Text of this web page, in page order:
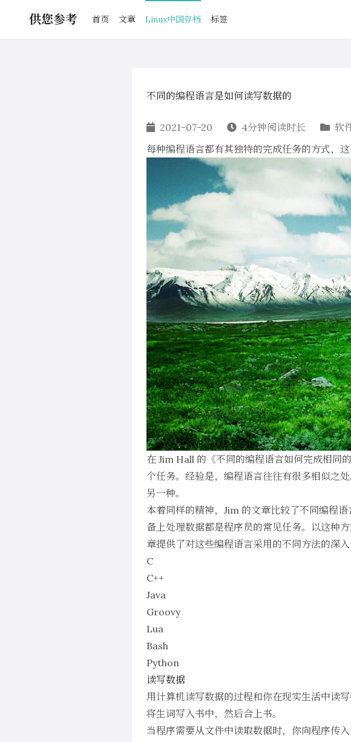
供您参考 首页 文章 Linux中国存档 标签
不同的编程语言是如何读写数据的
2021-07-20 4分钟阅读时长
软
每种编程语言都有其独特的完成任务的方式，
在 Jim Hall 的《不同的编程语言如何完成相同
个任务。经验是，编程语言往往有很多相似之
另一种。
本着同样的精神，Jim 的文章比较了不同编程
备上处理数据都是程序员的常见任务。以这种
章提供了对这些编程语言采用的不同方法的深入
C
C++
Java
Groovy
Lua
Bash
Python
读写数据
用计算机读写数据的过程和你在现实生活中读
将生词写入书中，然后合上书。
当程序需要从文件中读取数据时，你向程序传